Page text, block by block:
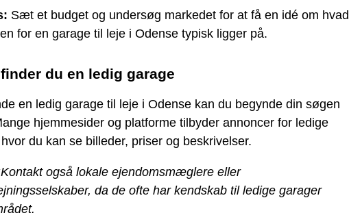
Sæt et budget og undersøg markedet for at få en idé om hvad
for en garage til leje i Odense typisk ligger på.
du en ledig garage
en ledig garage til leje i Odense kan du begynde din søgen
hjemmesider og platforme tilbyder annoncer for ledige
du kan se billeder, priser og beskrivelser.
Kontakt også lokale ejendomsmæglere eller
da de ofte har kendskab til ledige garager